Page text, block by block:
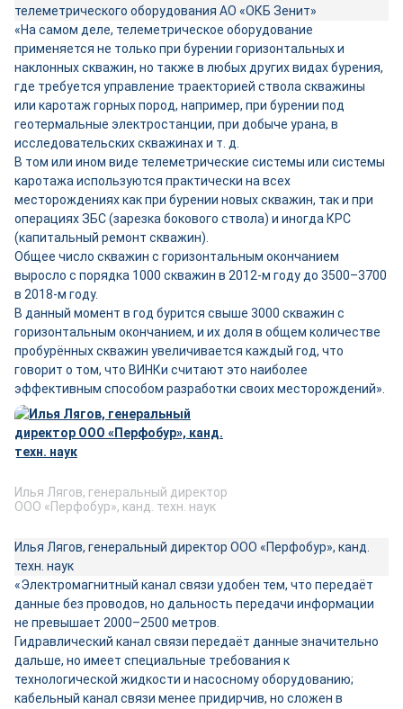
телеметрического оборудования АО «ОКБ Зенит»
«На самом деле, телеметрическое оборудование
применяется не только при бурении горизонтальных и
наклонных скважин, но также в любых других видах бурения,
где требуется управление траекторией ствола скважины
или каротаж горных пород, например, при бурении под
геотермальные электростанции, при добыче урана, в
исследовательских скважинах и т. д.
В том или ином виде телеметрические системы или системы
каротажа используются практически на всех
месторождениях как при бурении новых скважин, так и при
операциях ЗБС (зарезка бокового ствола) и иногда КРС
(капитальный ремонт скважин).
Общее число скважин с горизонтальным окончанием
выросло с порядка 1000 скважин в 2012-м году до 3500–3700
в 2018-м году.
В данный момент в год бурится свыше 3000 скважин с
горизонтальным окончанием, и их доля в общем количестве
пробурённых скважин увеличивается каждый год, что
говорит о том, что ВИНКи считают это наиболее
эффективным способом разработки своих месторождений».
Илья Лягов, генеральный директор
ООО «Перфобур», канд. техн. наук
Илья Лягов, генеральный директор ООО «Перфобур», канд.
техн. наук
«Электромагнитный канал связи удобен тем, что передаёт
данные без проводов, но дальность передачи информации
не превышает 2000–2500 метров.
Гидравлический канал связи передаёт данные значительно
дальше, но имеет специальные требования к
технологической жидкости и насосному оборудованию;
кабельный канал связи менее придирчив, но сложен в